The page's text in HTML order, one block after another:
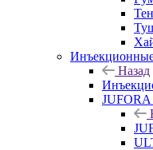
Назад
JUFORA